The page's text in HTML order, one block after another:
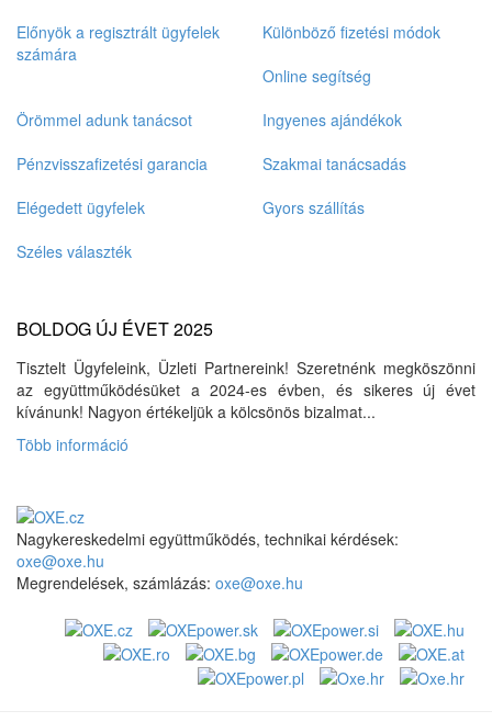
Előnyök a regisztrált ügyfelek
számára
Különböző fizetési módok
Online segítség
Örömmel adunk tanácsot
Ingyenes ajándékok
Pénzvisszafizetési garancia
Szakmai tanácsadás
Elégedett ügyfelek
Gyors szállítás
Széles választék
BOLDOG ÚJ ÉVET 2025
Tisztelt Ügyfeleink, Üzleti Partnereink! Szeretnénk megköszönni
az együttműködésüket a 2024-es évben, és sikeres új évet
kívánunk! Nagyon értékeljük a kölcsönös bizalmat...
Több információ
Nagykereskedelmi együttműködés, technikai kérdések:
oxe@oxe.hu
Megrendelések, számlázás: oxe@oxe.hu